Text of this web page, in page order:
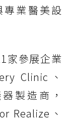
業醫美設
家參展企業
Clinic、
製造商，
Realize、